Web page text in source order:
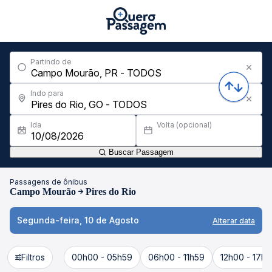
Partindo de
Indo para
Ida Volta (opcional)
Buscar Passagem
Passagens de ônibus
Campo Mourão Pires do Rio
Segunda-feira, 10 de Agosto Alterar data
Filtros 00h00 - 05h59 06h00 - 11h59 12h00 -